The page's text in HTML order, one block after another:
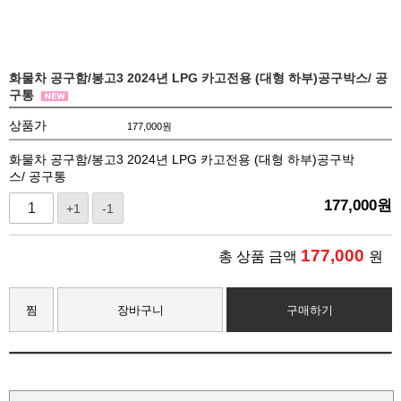
화물차 공구함/봉고3 2024년 LPG 카고전용 (대형 하부)공구박스/ 공
구통
상품가 177,000원
화물차 공구함/봉고3 2024년 LPG 카고전용 (대형 하부)공구박
스/ 공구통
+1 -1 177,000원
총 상품 금액 177,000 원
찜 장바구니 구매하기